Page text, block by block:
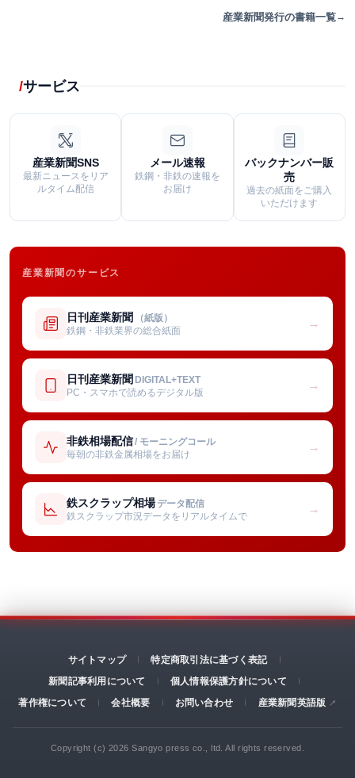
産業新聞発行の書籍一覧
サービス
産業新聞SNS
最新ニュースをリア
ルタイム配信
メール速報
鉄鋼・非鉄の速報を
お届け
バックナンバー販
売
過去の紙面をご購入
いただけます
産業新聞のサービス
日刊産業新聞 （紙版）
鉄鋼・非鉄業界の総合紙面
→
日刊産業新聞 DIGITAL+TEXT
PC・スマホで読めるデジタル版
→
非鉄相場配信/ モーニングコール
毎朝の非鉄金属相場をお届け
→
鉄スクラップ相場 データ配信
鉄スクラップ市況データをリアルタイムで
→
サイトマップ
特定商取引法に基づく表記
新聞記事利用について
個人情報保護方針について
著作権について
会社概要 お問い合わせ 産業新聞英語版
Copyright (c) 2026 Sangyo press co., ltd. All rights reserved.